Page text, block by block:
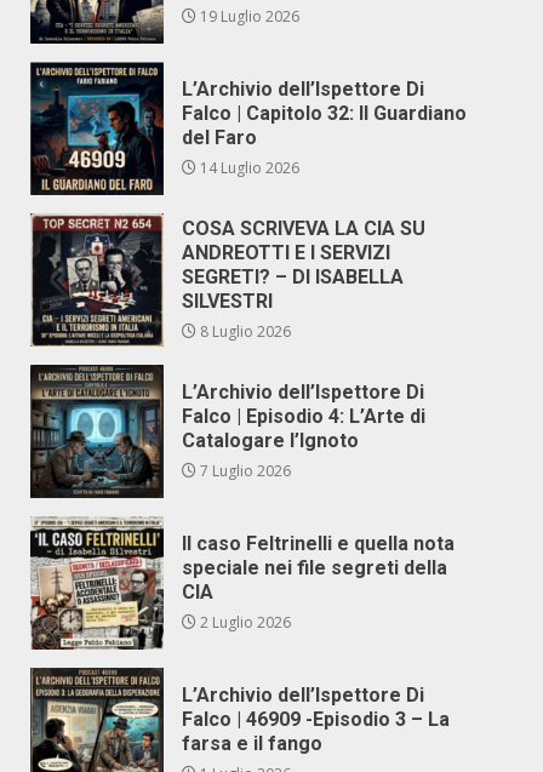
19 Luglio 2026
L’Archivio dell’Ispettore Di
Falco | Capitolo 32: Il Guardiano
del Faro
14 Luglio 2026
COSA SCRIVEVA LA CIA SU
ANDREOTTI E I SERVIZI
SEGRETI? – DI ISABELLA
SILVESTRI
8 Luglio 2026
L’Archivio dell’Ispettore Di
Falco | Episodio 4: L’Arte di
Catalogare l’Ignoto
7 Luglio 2026
Il caso Feltrinelli e quella nota
speciale nei file segreti della
CIA
2 Luglio 2026
L’Archivio dell’Ispettore Di
Falco | 46909 -Episodio 3 – La
farsa e il fango